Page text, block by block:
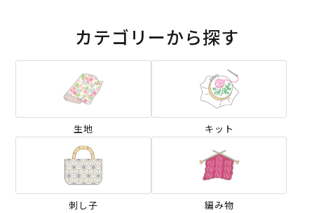
カテゴリーから探す
生地 キット
刺し子 編み物